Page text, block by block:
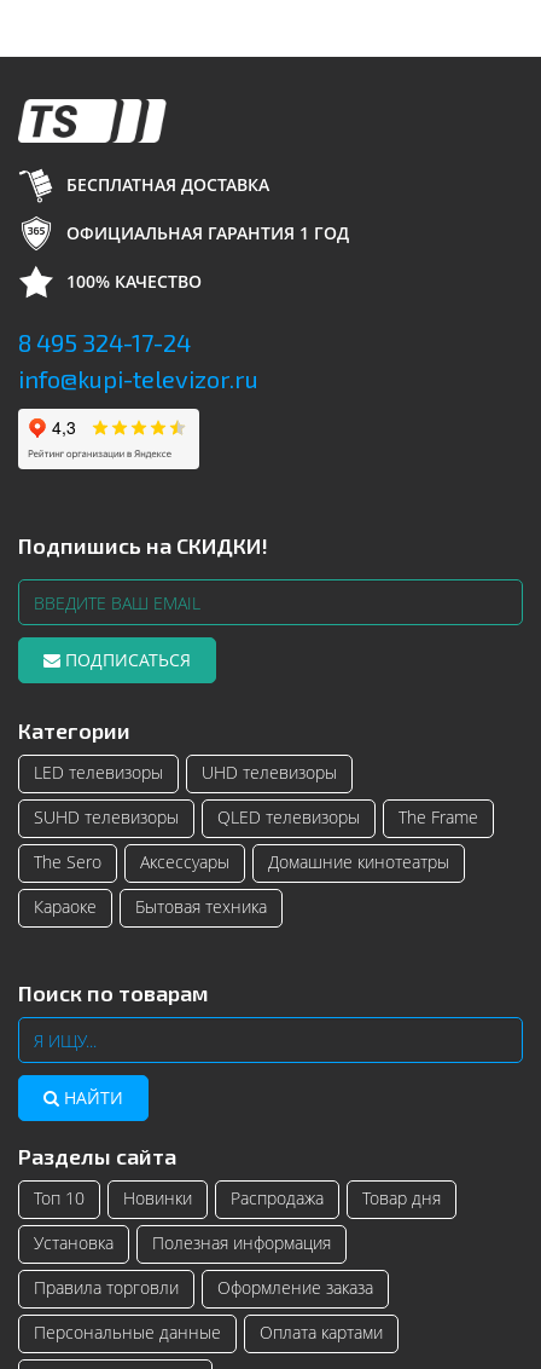
БЕСПЛАТНАЯ ДОСТАВКА
ОФИЦИАЛЬНАЯ ГАРАНТИЯ 1 ГОД
100% КАЧЕСТВО
8 495 324-17-24
info@kupi-televizor.ru
Подпишись на СКИДКИ!
ПОДПИСАТЬСЯ
Категории
LED телевизоры
UHD телевизоры
SUHD телевизоры
QLED телевизоры
The Frame
The Sero
Аксессуары
Домашние кинотеатры
Караоке
Бытовая техника
Поиск по товарам
НАЙТИ
Разделы сайта
Топ 10 Новинки Распродажа
Товар дня
Установка
Полезная информация
Правила торговли
Оформление заказа
Персональные данные
Оплата картами